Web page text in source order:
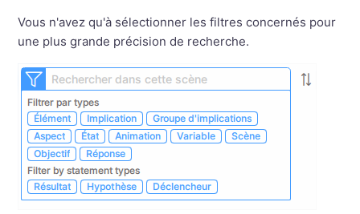
Vous n'avez qu'à sélectionner les filtres concernés pour
une plus grande précision de recherche.